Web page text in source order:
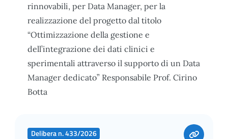
rinnovabili, per Data Manager, per la
realizzazione del progetto dal titolo
“Ottimizzazione della gestione e
dell’integrazione dei dati clinici e
sperimentali attraverso il supporto di un Data
Manager dedicato” Responsabile Prof. Cirino
Botta
Delibera n. 433/2026